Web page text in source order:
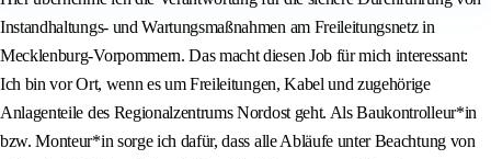
Instandhaltungs- und Wartungsmaßnahmen am Freileitungsnetz in
Mecklenburg-Vorpommern. Das macht diesen Job für mich interessant:
Ich bin vor Ort, wenn es um Freileitungen, Kabel und zugehörige
Anlagenteile des Regionalzentrums Nordost geht. Als Baukontrolleur*in
bzw. Monteur*in sorge ich dafür, dass alle Abläufe unter Beachtung von